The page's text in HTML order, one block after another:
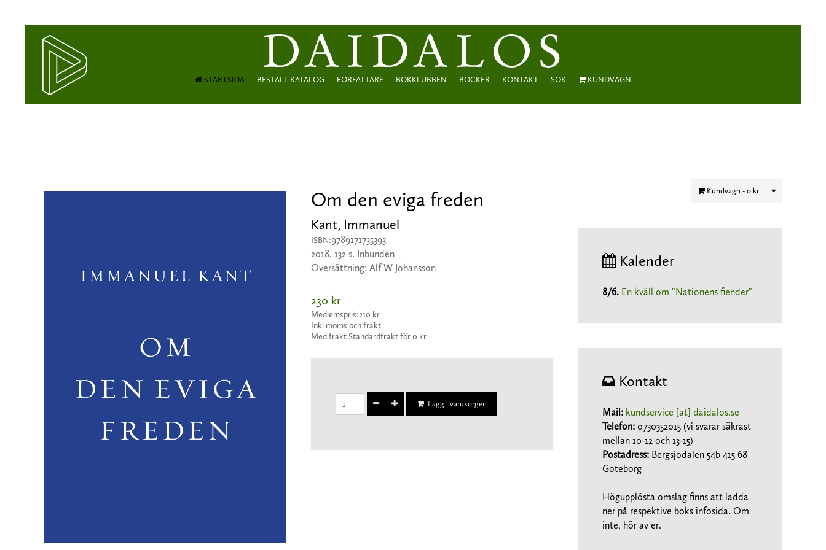
STARTSIDA BESTÄLL KATALOG FÖRFATTARE BOKKLUBBEN BÖCKER KONTAKT SÖK KUNDVAGN
Om den eviga freden
Kant, Immanuel
ISBN:9789171735393
2018. 132 s. Inbunden
Översättning: Alf W Johansson
230 kr
Medlemspris:210 kr
Inkl moms och frakt
Med frakt Standardfrakt för 0 kr
Lägg i varukorgen
Kundvagn - 0 kr
Kalender
8/6. En kväll om "Nationens fiender"
Kontakt
Mail: kundservice [at] daidalos.se
Telefon: 0730352015 (vi svarar säkrast
mellan 10-12 och 13-15)
Postadress: Bergsjödalen 54b 415 68
Göteborg
Högupplösta omslag finns att ladda
ner på respektive boks infosida. Om
inte, hör av er.